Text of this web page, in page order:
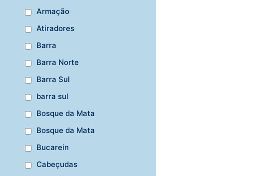
Armação
Atiradores
Barra
Barra Norte
Barra Sul
barra sul
Bosque da Mata
Bosque da Mata
Bucarein
Cabeçudas